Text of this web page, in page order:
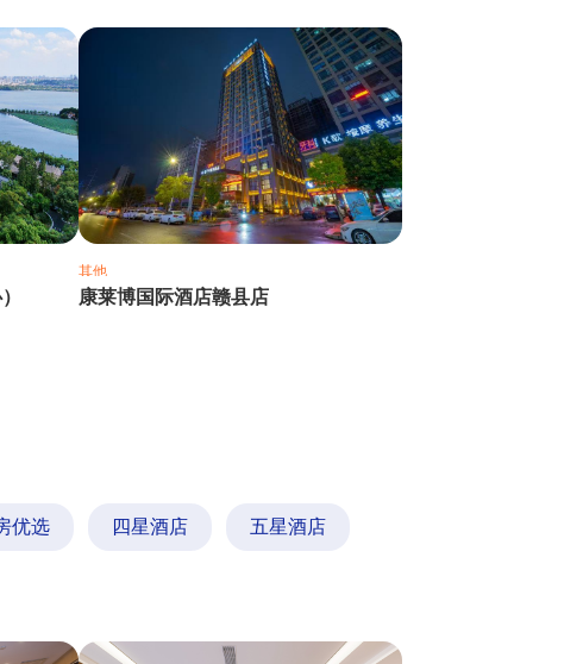
【培训/讲座】*****中心在长沙找50人的会议酒店
其他
康莱博国际酒店赣县店
优选 四星酒店 五星酒店